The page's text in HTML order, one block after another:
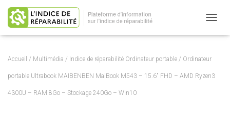
Accueil / Multimédia / Indice de réparabilité Ordinateur portable / Ordinateur
portable Ultrabook MAIBENBEN MaiBook M543 – 15.6″ FHD – AMD Ryzen3
4300U – RAM 8Go – Stockage 240Go – Win10